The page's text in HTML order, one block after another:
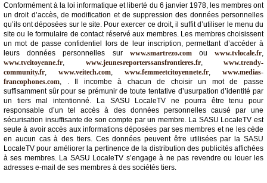
Conformément à la loi informatique et liberté du 6 janvier 1978, les membres ont
un droit d’accès, de modification et de suppression des données personnelles
qu’ils ont déposées sur le site. Pour exercer ce droit, il suffit d’utiliser le menu du
site ou le formulaire de contact réservé aux membres. Les membres choisissent
un mot de passe confidentiel lors de leur inscription, permettant d’accéder à
leurs données personnelles sur www.smartrezo.comouwww.tvlocale.fr
www.tvcitoyenne.fr
www.jeunesreporterssansfrontieres.fr, www.trendy-
community.fr
www.veitech.com www.femmeetcitoyennete.fr
www.medias-
francophones.com , . Il incombe à chacun de choisir un mot de passe
suffisamment sûr pour se prémunir de toute tentative d’usurpation d’identité par
un tiers mal intentionné. La SASU LocaleTV ne pourra être tenu pour
responsable d’un tel accès à des données personnelles causé par une
sécurisation insuffisante de son compte par un membre. La SASU LocaleTV est
seule à avoir accès aux informations déposées par ses membres et ne les cède
en aucun cas à des tiers. Ces données peuvent être utilisées par la SASU
LocaleTV pour améliorer la pertinence de la distribution des publicités affichées
à ses membres. La SASU LocaleTV s’engage à ne pas revendre ou louer les
adresses e-mail de ses membres à des sociétés tiers.